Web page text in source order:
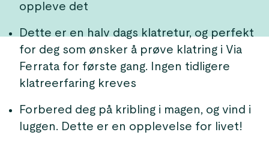
oppleve det
Dette er en halv dags klatretur, og perfekt
for deg som ønsker å prøve klatring i Via
Ferrata for første gang. Ingen tidligere
klatreerfaring kreves
Forbered deg på kribling i magen, og vind i
luggen. Dette er en opplevelse for livet!